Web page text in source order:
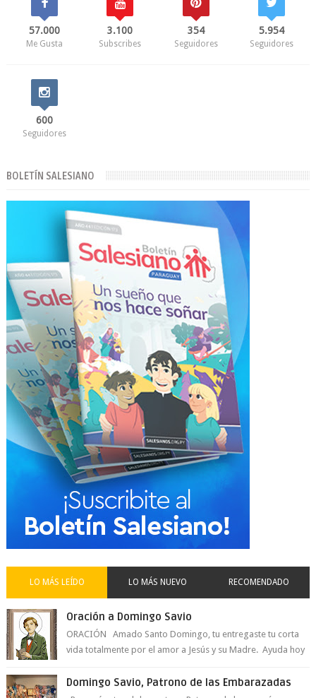
57.000
Me Gusta
3.100
Subscribes
354
Seguidores
5.954
Seguidores
600
Seguidores
BOLETÍN SALESIANO
LO MÁS LEÍDO LO MÁS NUEVO RECOMENDADO
Oración a Domingo Savio
ORACIÓN Amado Santo Domingo, tu entregaste tu corta
vida totalmente por el amor a Jesús y su Madre. Ayuda hoy
Domingo Savio, Patrono de las Embarazadas